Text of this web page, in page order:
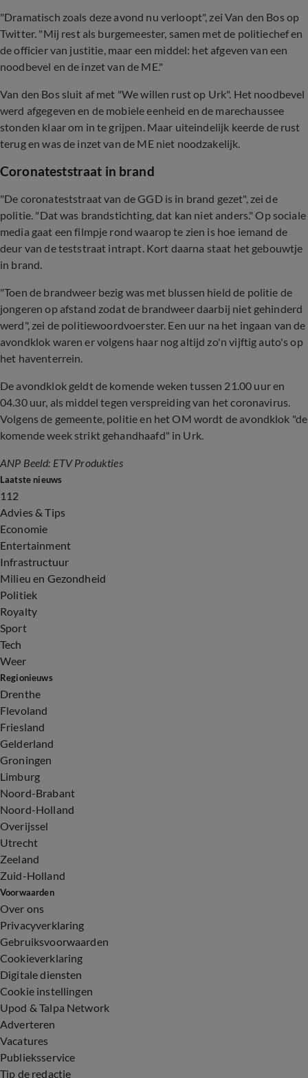
"Dramatisch zoals deze avond nu verloopt", zei Van den Bos op
Twitter. "Mij rest als burgemeester, samen met de politiechef en
de officier van justitie, maar een middel: het afgeven van een
noodbevel en de inzet van de ME."
Van den Bos sluit af met "We willen rust op Urk". Het noodbevel
werd afgegeven en de mobiele eenheid en de marechaussee
stonden klaar om in te grijpen. Maar uiteindelijk keerde de rust
terug en was de inzet van de ME niet noodzakelijk.
Coronateststraat in brand
"De coronateststraat van de GGD is in brand gezet", zei de
politie. "Dat was brandstichting, dat kan niet anders." Op sociale
media gaat een filmpje rond waarop te zien is hoe iemand de
deur van de teststraat intrapt. Kort daarna staat het gebouwtje
in brand.
"Toen de brandweer bezig was met blussen hield de politie de
jongeren op afstand zodat de brandweer daarbij niet gehinderd
werd", zei de politiewoordvoerster. Een uur na het ingaan van de
avondklok waren er volgens haar nog altijd zo'n vijftig auto's op
het haventerrein.
De avondklok geldt de komende weken tussen 21.00 uur en
04.30 uur, als middel tegen verspreiding van het coronavirus.
Volgens de gemeente, politie en het OM wordt de avondklok "de
komende week strikt gehandhaafd" in Urk.
ANP Beeld: ETV Produkties
Laatste nieuws
112
Advies & Tips
Economie
Entertainment
Infrastructuur
Milieu en Gezondheid
Politiek
Royalty
Sport
Tech
Weer
Regionieuws
Drenthe
Flevoland
Friesland
Gelderland
Groningen
Limburg
Noord-Brabant
Noord-Holland
Overijssel
Utrecht
Zeeland
Zuid-Holland
Voorwaarden
Over ons
Privacyverklaring
Gebruiksvoorwaarden
Cookieverklaring
Digitale diensten
Cookie instellingen
Upod & Talpa Network
Adverteren
Vacatures
Publieksservice
Tip de redactie